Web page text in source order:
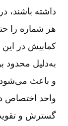
داشته باشند،
هر شماره را
کمابیش در این
به‌دلیل محدود
و باعث می‌شود
واحد اختصاص
گسترش و